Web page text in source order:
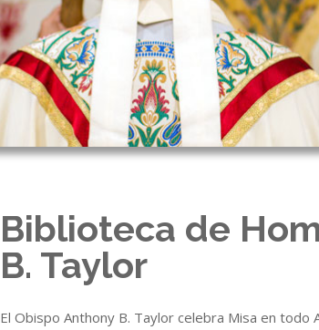
Biblioteca de
B. Taylor
El Obispo Anthony B. Taylor celebra Misa en todo